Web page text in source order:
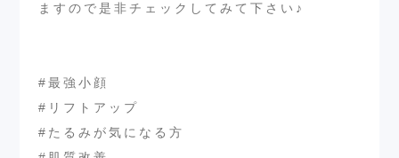
ますので是非チェックしてみて下さい♪
#最強小顔
#リフトアップ
#たるみが気になる方